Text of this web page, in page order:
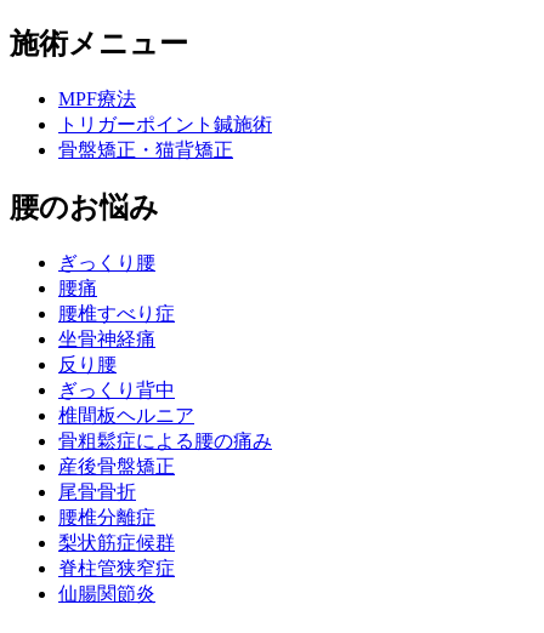
施術メニュー
MPF療法
トリガーポイント鍼施術
骨盤矯正・猫背矯正
腰のお悩み
ぎっくり腰
腰痛
腰椎すべり症
坐骨神経痛
反り腰
ぎっくり背中
椎間板ヘルニア
骨粗鬆症による腰の痛み
産後骨盤矯正
尾骨骨折
腰椎分離症
梨状筋症候群
脊柱管狭窄症
仙腸関節炎